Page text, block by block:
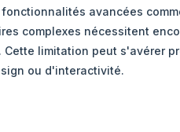
avancées
complexes nécessitent
limitation peut s'avérer
ou d'interactivité.